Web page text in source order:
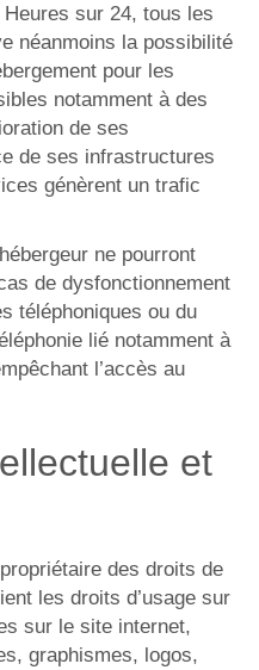
sur 24, tous les
néanmoins la possibilité
pour les
notamment à des
de ses
de ses infrastructures
génèrent un trafic
ne pourront
de dysfonctionnement
téléphoniques ou du
lié notamment à
l’accès au
et
des droits de
les droits d’usage sur
sur le site internet,
graphismes, logos,